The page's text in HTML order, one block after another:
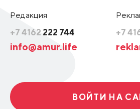
Редакция
+7 4162 222 744
info@amur.life
+7
ВОЙТИ НА